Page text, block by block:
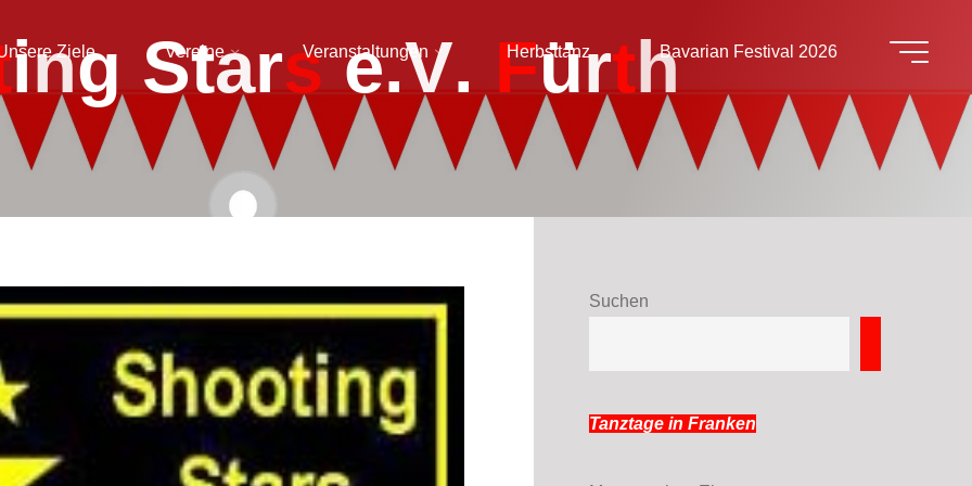
Ziele Vereine Veranstaltungen Herbsttanz Bavarian Festival 2026
ing Stars e.V. Fürth
Suchen
Tanztage in Franken